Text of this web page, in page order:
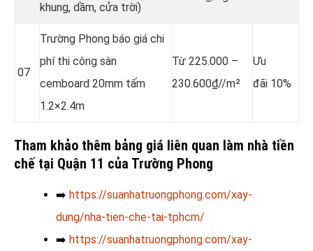
khung, dầm, cửa trời)
07
Trường Phong báo giá chi
phí thi công sàn
cemboard 20mm tấm
1.2×2.4m
Từ 225.000 –
230.600₫//m²
Ưu
đãi 10%
Tham khảo thêm bảng giá liên quan làm nhà tiền
chế tại Quận 11 của Trường Phong
➡️ https://suanhatruongphong.com/xay-
dung/nha-tien-che-tai-tphcm/
➡️ https://suanhatruongphong.com/xay-